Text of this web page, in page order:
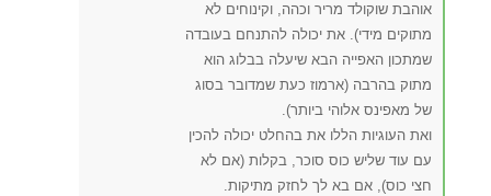
אוהבת שוקולד מריר וכהה, וקינוחים לא
מתוקים מידי). את יכולה להתנחם בעובדה
שמתכון האפייה הבא שיעלה בבלוג הוא
מתוק בהרבה (ארמוז כעת שמדובר בסוג
של מאפינס אלוהי ביותר).
ואת העוגיות הללו את בהחלט יכולה להכין
עם עוד שליש כוס סוכר, בקלות (אם לא
חצי כוס), אם בא לך לחזק מתיקות.